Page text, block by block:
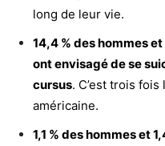
long de leur vie.
14,4 % des hommes
ont envisagé de se
cursus. C’est trois
américaine.
1,1 % des hommes et